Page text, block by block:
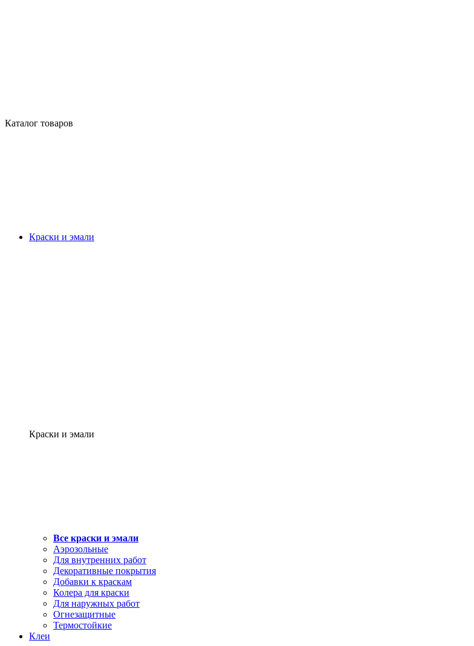
Каталог товаров
Краски и эмали
Краски и эмали
Все краски и эмали
Аэрозольные
Для внутренних работ
Декоративные покрытия
Добавки к краскам
Колера для краски
Для наружных работ
Огнезащитные
Термостойкие
Клеи